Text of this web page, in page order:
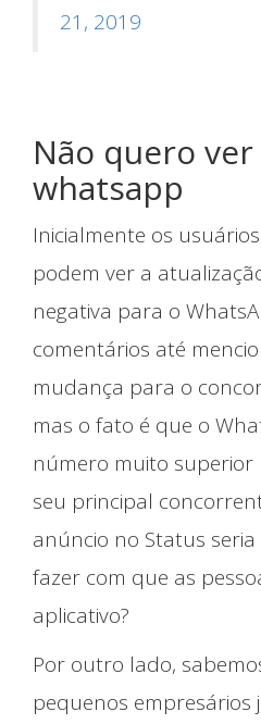
21, 2019
Não quero
whatsapp
Inicialmente os
podem ver a
negativa para o
comentários até
mudança para o
mas o fato é que o
número muito superior
seu principal
anúncio no Status
fazer com que as
aplicativo?
Por outro lado,
pequenos empresários